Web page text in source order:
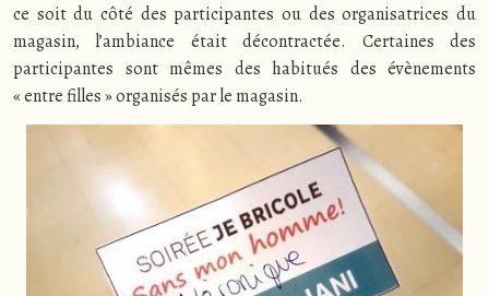
ce soit du côté des participantes ou des organisatrices du
magasin, l’ambiance était décontractée. Certaines des
participantes sont mêmes des habitués des évènements
« entre filles » organisés par le magasin.